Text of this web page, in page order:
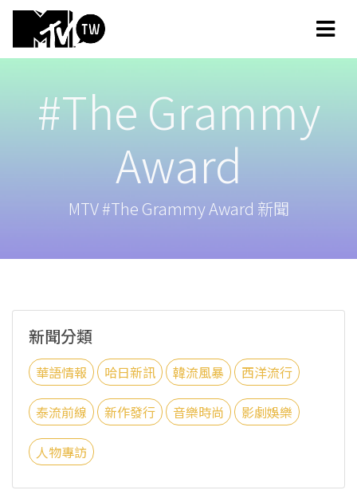
#The Grammy
Award
MTV #The Grammy Award 新聞
新聞分類
華語情報 哈日新訊 韓流風暴 西洋流行
泰流前線 新作發行 音樂時尚 影劇娛樂
人物專訪